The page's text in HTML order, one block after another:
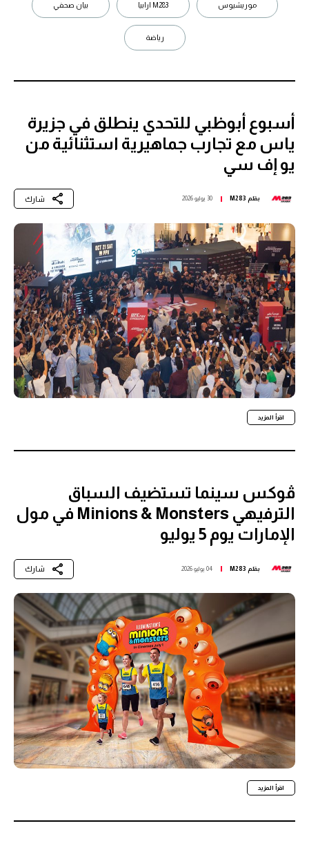
موريشيوس M283 ارابيا بيان صحفي
رياضة
أسبوع أبوظبي للتحدي ينطلق في جزيرة
ياس مع تجارب جماهيرية استثنائية من
يو إف سي
بقلم M283 30 يوليو 2026 شارك
اقرأ المزيد
ڤوكس سينما تستضيف السباق
الترفيهي Minions & Monsters في مول
الإمارات يوم 5 يوليو
بقلم M283 04 يوليو 2026 شارك
اقرأ المزيد